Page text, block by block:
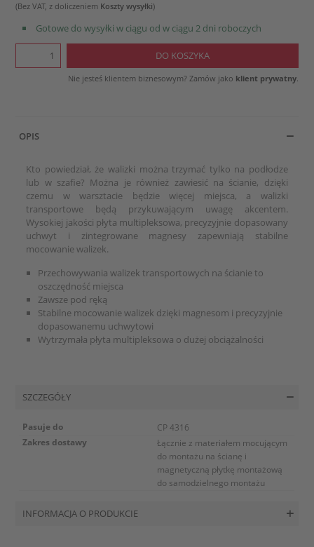
(Bez VAT, z doliczeniem Koszty wysyłki)
Gotowe do wysyłki w ciągu od w ciągu 2 dni roboczych
Nie jesteś klientem biznesowym? Zamów jako klient prywatny.
OPIS
Kto powiedział, że walizki można trzymać tylko na podłodze
lub w szafie? Można je również zawiesić na ścianie, dzięki
czemu w warsztacie będzie więcej miejsca, a walizki
transportowe będą przykuwającym uwagę akcentem.
Wysokiej jakości płyta multipleksowa, precyzyjnie dopasowany
uchwyt i zintegrowane magnesy zapewniają stabilne
mocowanie walizek.
Przechowywania walizek transportowych na ścianie to
oszczędność miejsca
Zawsze pod ręką
Stabilne mocowanie walizek dzięki magnesom i precyzyjnie
dopasowanemu uchwytowi
Wytrzymała płyta multipleksowa o dużej obciążalności
SZCZEGÓŁY
Pasuje do CP 4316
Zakres dostawy
Łącznie z materiałem mocującym
do montażu na ścianę i
magnetyczną płytkę montażową
do samodzielnego montażu
INFORMACJA O PRODUKCIE